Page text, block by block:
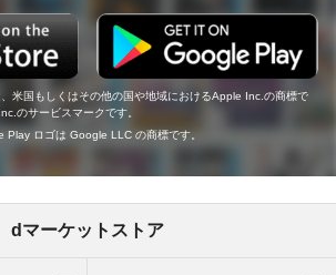
米国もしくはその他の国や地域におけるApple Inc.の商標で
のサービスマークです。
ロゴは Google LLC の商標です。
dマーケットストア